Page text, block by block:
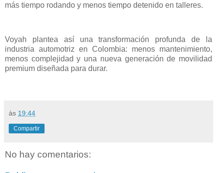
más tiempo rodando y menos tiempo detenido en talleres.
Voyah plantea así una transformación profunda de la
industria automotriz en Colombia: menos mantenimiento,
menos complejidad y una nueva generación de movilidad
premium diseñada para durar.
às 19:44
Compartir
No hay comentarios: